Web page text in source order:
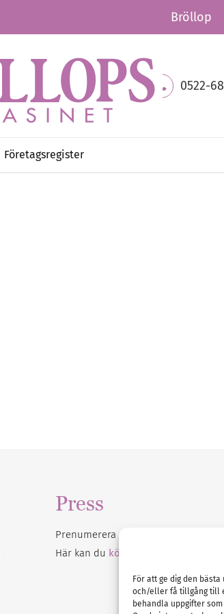
För att ge dig den
och/eller få tillgång till
behandla uppgifter
Bröllop
0522-
Företagsregister
Press
Prenumerera på vårt
Här kan du köpa Bröllopsmagasinet